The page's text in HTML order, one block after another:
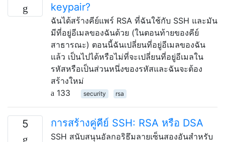
keypair?
ฉันได้สร้างคีย์แพร์ RSA ที่ฉันใช้กับ SSH และมัน
มีที่อยู่อีเมลของฉันด้วย (ในตอนท้ายของคีย์
สาธารณะ) ตอนนี้ฉันเปลี่ยนที่อยู่อีเมลของฉัน
แล้ว เป็นไปได้หรือไม่ที่จะเปลี่ยนที่อยู่อีเมลใน
รหัสหรือเป็นส่วนหนึ่งของรหัสและฉันจะต้อง
สร้างใหม่
133
security rsa
5 การสร้างคู่คีย์ SSH: RSA หรือ DSA
SSH สนับสนุนอัลกอริธึมลายเซ็นสองอันสำหรับ